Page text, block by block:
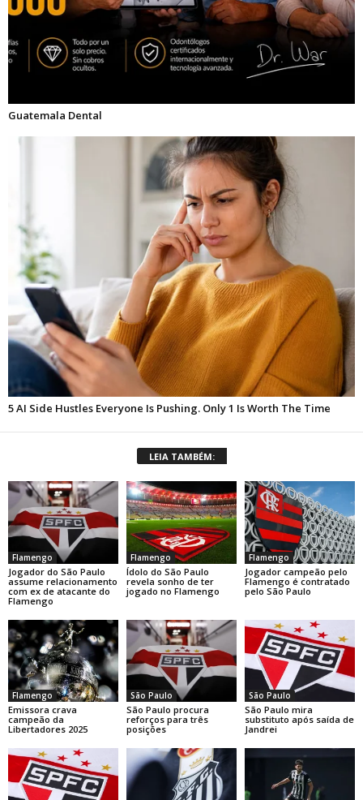
LEIA TAMBÉM:
Flamengo
Jogador do São Paulo
assume relacionamento
com ex de atacante do
Flamengo
Flamengo
Ídolo do São Paulo
revela sonho de ter
jogado no Flamengo
Flamengo
Jogador campeão pelo
Flamengo é contratado
pelo São Paulo
Flamengo
Emissora crava
campeão da
Libertadores 2025
São Paulo
São Paulo procura
reforços para três
posições
São Paulo
São Paulo mira
substituto após saída de
Jandrei